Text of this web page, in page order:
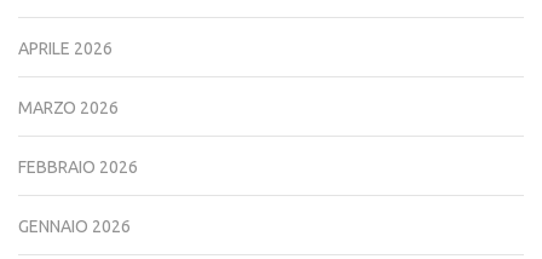
APRILE 2026
MARZO 2026
FEBBRAIO 2026
GENNAIO 2026